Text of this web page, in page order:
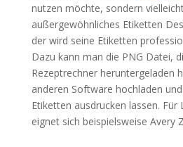
nutzen möchte, sondern
außergewöhnliches Etiketten
der wird seine Etiketten
Dazu kann man die PNG Datei,
Rezeptrechner heruntergeladen
anderen Software hochladen
Etiketten ausdrucken lassen.
eignet sich beispielsweise Avery